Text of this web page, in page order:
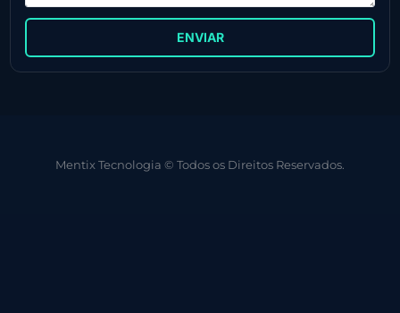
ENVIAR
Mentix Tecnologia © Todos os Direitos Reservados.